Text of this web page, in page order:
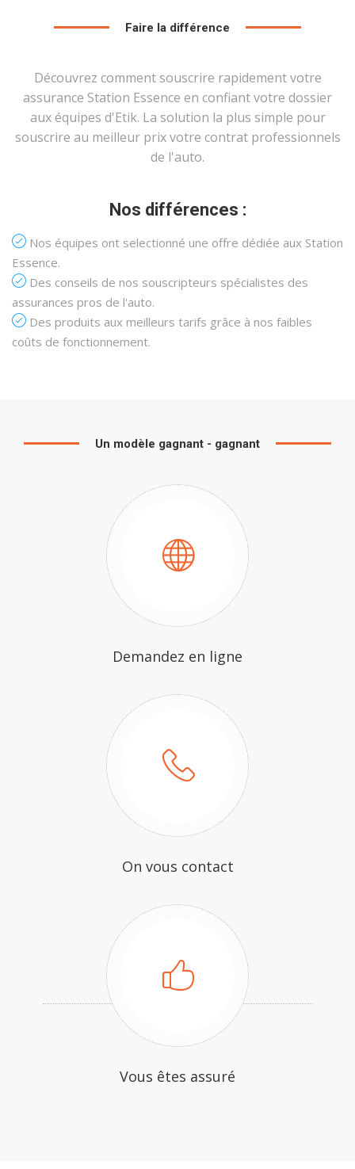
Faire la différence
Découvrez comment souscrire rapidement votre
assurance Station Essence en confiant votre dossier
aux équipes d'Etik. La solution la plus simple pour
souscrire au meilleur prix votre contrat professionnels
de l'auto.
Nos différences :
Nos équipes ont selectionné une offre dédiée aux Station
Essence.
Des conseils de nos souscripteurs spécialistes des
assurances pros de l'auto.
Des produits aux meilleurs tarifs grâce à nos faibles
coûts de fonctionnement.
Un modèle gagnant - gagnant
Demandez en ligne
On vous contact
Vous êtes assuré